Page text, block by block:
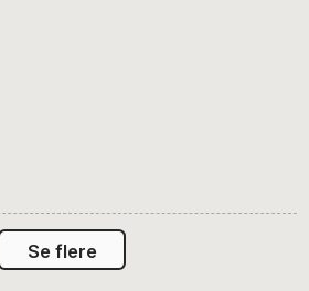
Se flere